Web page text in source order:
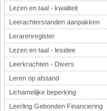
Lezen en taal - kwaliteit
Leerachterstanden aanpakken
Lerarenregister
Lezen en taal - lesidee
Leerkrachten - Divers
Leren op afstand
Lichamelijke beperking
Leerling Gebonden Financiering